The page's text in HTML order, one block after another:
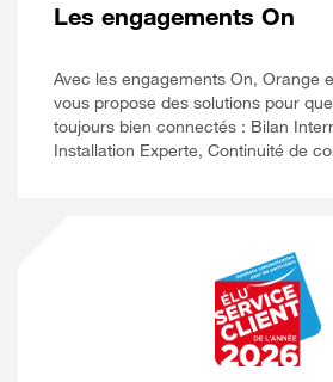
Les engagements On
Avec les engagements On, Orange
vous propose des solutions pour
toujours bien connectés : Bilan
Installation Experte, Continuité de